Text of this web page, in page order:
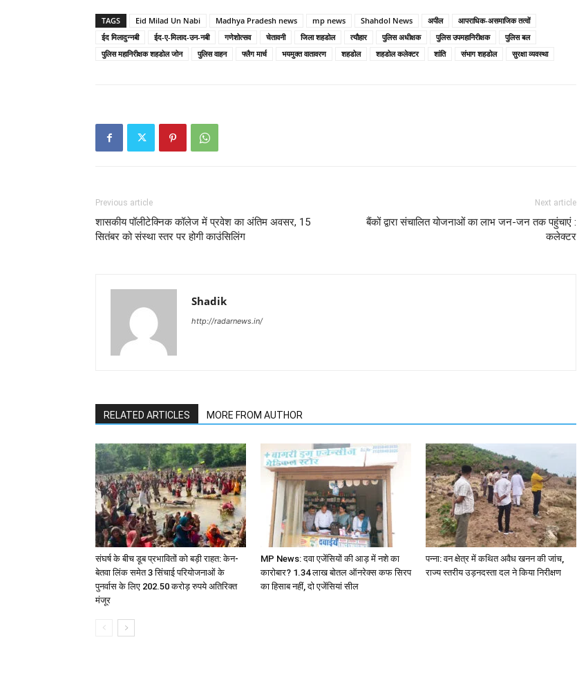
TAGS Eid Milad Un Nabi Madhya Pradesh news mp news Shahdol News अपील
आपराधिक-असमाजिक तत्वों
ईद मिलादुन्नबी
ईद-ए-मिलाद-उन-नबी गणेशोत्सव चेतावनी जिला शहडोल त्यौहार पुलिस अधीक्षक पुलिस उपमहानिरीक्षक
पुलिस बल
पुलिस महानिरीक्षक शहडोल जोन
पुलिस वाहन फ्लैग मार्च भयमुक्त वातावरण शहडोल शहडोल कलेक्टर शांति संभाग शहडोल सुरक्षा व्यवस्था
Previous article
शासकीय पॉलीटेक्निक कॉलेज में प्रवेश का अंतिम अवसर, 15
सितंबर को संस्था स्तर पर होगी काउंसिलिंग
Next article
बैंकों द्वारा संचालित योजनाओं का लाभ जन-जन तक पहुंचाएं :
कलेक्टर
Shadik
http://radarnews.in/
RELATED ARTICLES MORE FROM AUTHOR
संघर्ष के बीच डूब प्रभावितों को बड़ी राहत: केन-
बेतवा लिंक समेत 3 सिंचाई परियोजनाओं के
पुनर्वास के लिए 202.50 करोड़ रुपये अतिरिक्त
मंजूर
MP News: दवा एजेंसियों की आड़ में नशे का
कारोबार? 1.34 लाख बोतल ऑनरेक्स कफ सिरप
का हिसाब नहीं, दो एजेंसियां सील
पन्ना: वन क्षेत्र में कथित अवैध खनन की जांच,
राज्य स्तरीय उड़नदस्ता दल ने किया निरीक्षण